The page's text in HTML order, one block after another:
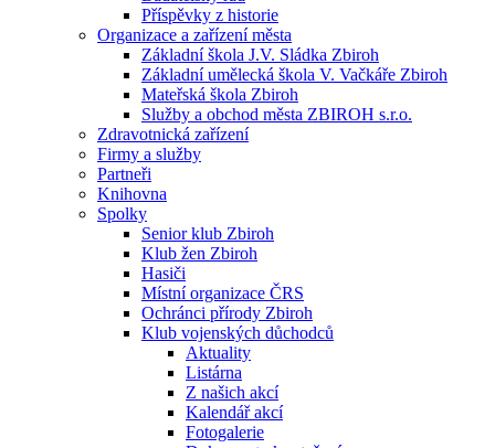
Příspěvky z historie
Organizace a zařízení města
Základní škola J.V. Sládka Zbiroh
Základní umělecká škola V. Vačkáře Zbiroh
Mateřská škola Zbiroh
Služby a obchod města ZBIROH s.r.o.
Zdravotnická zařízení
Firmy a služby
Partneři
Knihovna
Spolky
Senior klub Zbiroh
Klub žen Zbiroh
Hasiči
Místní organizace ČRS
Ochránci přírody Zbiroh
Klub vojenských důchodců
Aktuality
Listárna
Z našich akcí
Kalendář akcí
Fotogalerie